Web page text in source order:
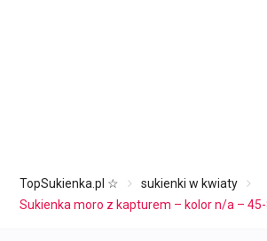
TopSukienka.pl ☆
sukienki w kwiaty
Sukienka moro z kapturem – kolor n/a – 45-